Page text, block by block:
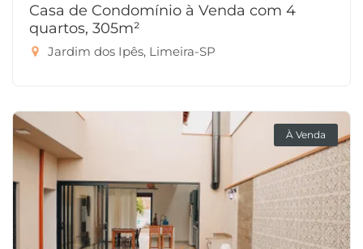
Casa de Condomínio à Venda com 4
quartos, 305m²
Jardim dos Ipês, Limeira-SP
À Venda